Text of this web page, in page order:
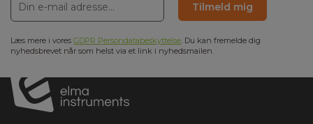
Tilmeld mig
Læs mere i vores GDPR Persondatabeskyttelse. Du kan fremelde dig
nyhedsbrevet når som helst via et link i nyhedsmailen.